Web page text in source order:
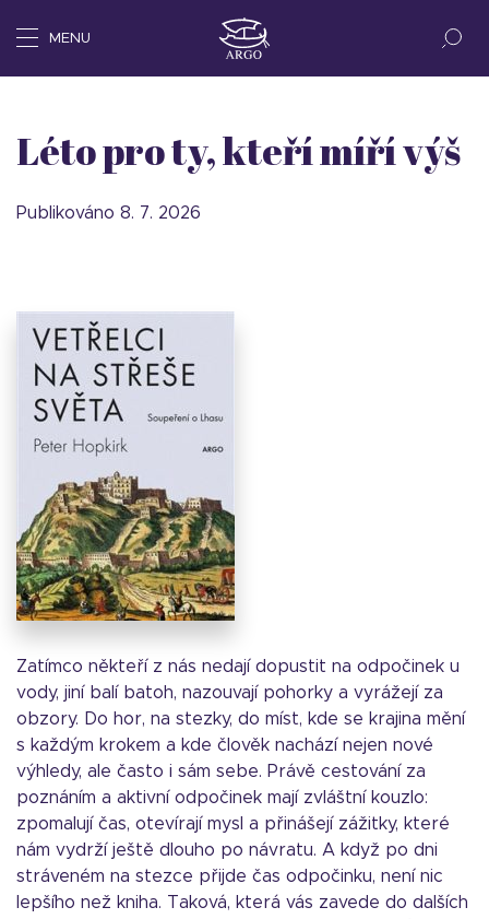
MENU
Léto pro ty, kteří míří výš
Publikováno 8. 7. 2026
Zatímco někteří z nás nedají dopustit na odpočinek u
vody, jiní balí batoh, nazouvají pohorky a vyrážejí za
obzory. Do hor, na stezky, do míst, kde se krajina mění
s každým krokem a kde člověk nachází nejen nové
výhledy, ale často i sám sebe. Právě cestování za
poznáním a aktivní odpočinek mají zvláštní kouzlo:
zpomalují čas, otevírají mysl a přinášejí zážitky, které
nám vydrží ještě dlouho po návratu. A když po dni
stráveném na stezce přijde čas odpočinku, není nic
lepšího než kniha. Taková, která vás zavede do dalších